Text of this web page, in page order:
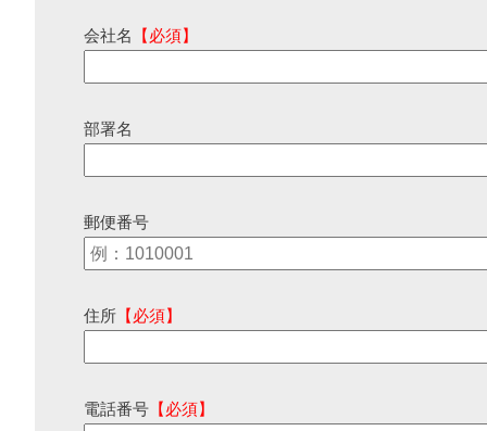
会社名 【必須】
部署名
郵便番号
住所 【必須】
電話番号 【必須】